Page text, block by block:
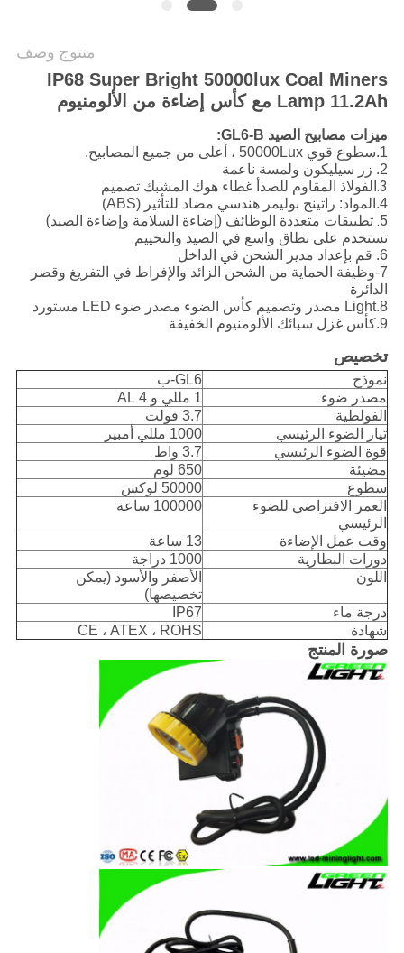
منتوج وصف
IP68 Super Bright 50000lux Coal Miners
Lamp 11.2Ah مع كأس إضاءة من الألومنيوم
ميزات مصابيح الصيد GL6-B:
1. سطوع قوي 50000Lux ، أعلى من جميع المصابيح.
2. زر سيليكون ولمسة ناعمة
3.الفولاذ المقاوم للصدأ غطاء هوك المشبك تصميم
4. المواد: راتينج بوليمر هندسي مضاد للتأثير (ABS)
5. تطبيقات متعددة الوظائف (إضاءة السلامة وإضاءة الصيد)
تستخدم على نطاق واسع في الصيد والتخييم.
6. قم بإعداد مدير الشحن في الداخل
7-وظيفة الحماية من الشحن الزائد والإفراط في التفريغ وقصر
الدائرة
8.Light مصدر وتصميم كأس الضوء مصدر ضوء LED مستورد
9.كأس غزل سبائك الألومنيوم الخفيفة
تخصيص
نموذج
GL6-ب
مصدر ضوء
1 مللي و 4 AL
الفولطية
3.7 فولت
تيار الضوء الرئيسي
1000 مللي أمبير
قوة الضوء الرئيسي
3.7 واط
مضيئة
650 لوم
سطوع
50000 لوكس
العمر الافتراضي للضوء
الرئيسي
100000 ساعة
وقت عمل الإضاءة
13 ساعة
دورات البطارية
1000 دراجة
اللون
الأصفر والأسود (يمكن
تخصيصها)
درجة ماء
IP67
شهادة
CE ، ATEX ، ROHS
صورة المنتج